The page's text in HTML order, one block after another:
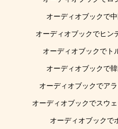
オーディオブックで
オーディオブックでヒン
オーディオブックでト
オーディオブックで
オーディオブックでア
オーディオブックでスウ
オーディオブックで